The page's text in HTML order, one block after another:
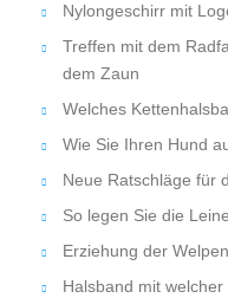
Nylongeschirr mit
Treffen mit dem
dem Zaun
Welches
Wie Sie Ihren Hund
Neue Ratschläge für
So legen Sie die
Erziehung der
Halsband mit